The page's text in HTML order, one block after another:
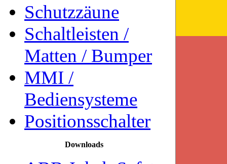
Schutzzäune
Schaltleisten /
Matten / Bumper
MMI /
Bediensysteme
Positionsschalter
Downloads